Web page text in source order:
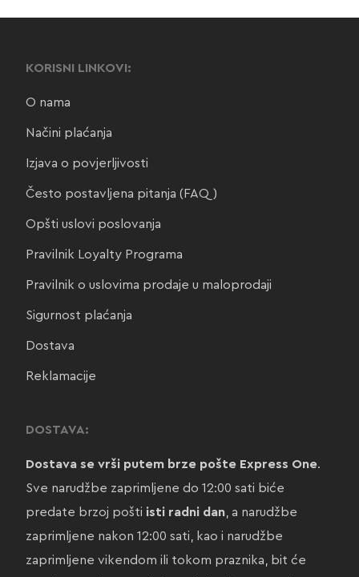
KORISNI LINKOVI:
O nama
Načini plaćanja
Izjava o povjerljivosti
Često postavljena pitanja (FAQ)
Opšti uslovi poslovanja
Pravilnik Loyalty Programa
Pravilnik o uslovima prodaje u maloprodaji
Sigurnost plaćanja
Dostava
Reklamacije
DOSTAVA:
Dostava se vrši putem brze pošte Express One.
Sve narudžbe zaprimljene do 12:00 sati biće
predate brzoj pošti isti radni dan, a narudžbe
zaprimljene nakon 12:00 sati, kao i narudžbe
zaprimljene vikendom ili tokom praznika, bit će